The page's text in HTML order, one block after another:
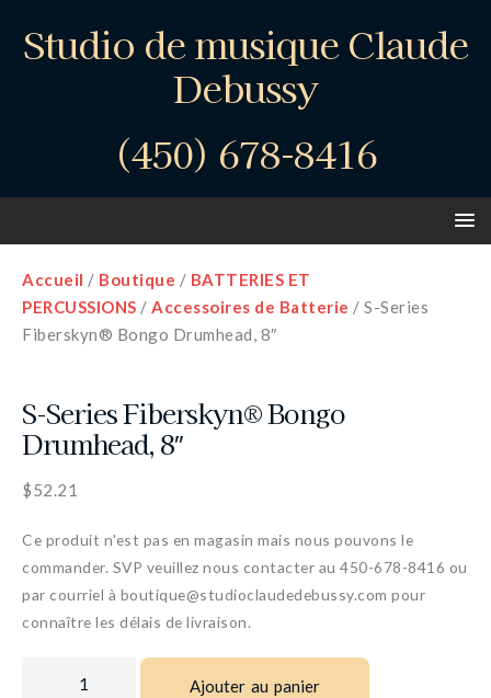
Studio de musique Claude
Debussy
(450) 678-8416
Accueil / Boutique / BATTERIES ET
PERCUSSIONS / Accessoires de Batterie / S-Series
Fiberskyn® Bongo Drumhead, 8″
S-Series Fiberskyn® Bongo
Drumhead, 8″
$52.21
Ce produit n'est pas en magasin mais nous pouvons le
commander. SVP veuillez nous contacter au 450-678-8416 ou
par courriel à boutique@studioclaudedebussy.com pour
connaître les délais de livraison.
Ajouter au panier